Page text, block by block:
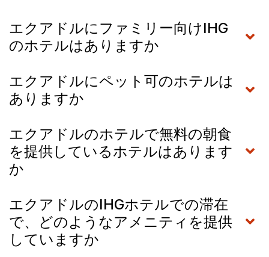
エクアドルにファミリー向けIHG
のホテルはありますか
エクアドルにペット可のホテルは
ありますか
エクアドルのホテルで無料の朝食
を提供しているホテルはあります
か
エクアドルのIHGホテルでの滞在
で、どのようなアメニティを提供
していますか